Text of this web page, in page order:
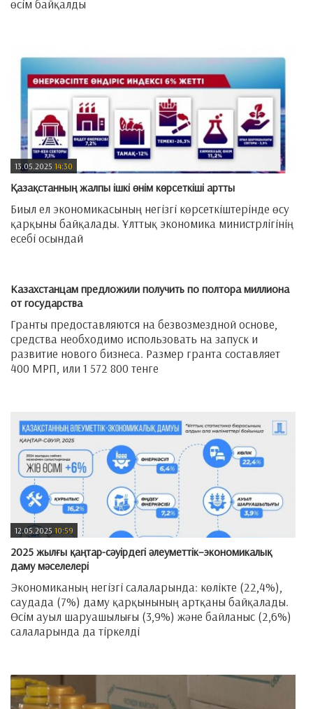
өсім байқалды
13.05.2025 14:30
Қазақстанның жалпы ішкі өнім көрсеткіші артты
Биыл ел экономикасының негізгі көрсеткіштерінде өсу
қарқыны байқалады. Ұлттық экономика министрлігінің
есебі осындай
Казахстанцам предложили получить по полтора миллиона
от государства
Гранты предоставляются на безвозмездной основе,
средства необходимо использовать на запуск и
развитие нового бизнеса. Размер гранта составляет
400 МРП, или 1 572 800 тенге
12.05.2025 10:59
2025 жылғы қаңтар-сәуірдегі әлеуметтік–экономикалық
даму мәселелері
Экономиканың негізгі салаларында: көлікте (22,4%),
саудада (7%) даму қарқынының артқаны байқалады.
Өсім ауыл шаруашылығы (3,9%) және байланыс (2,6%)
салаларында да тіркелді